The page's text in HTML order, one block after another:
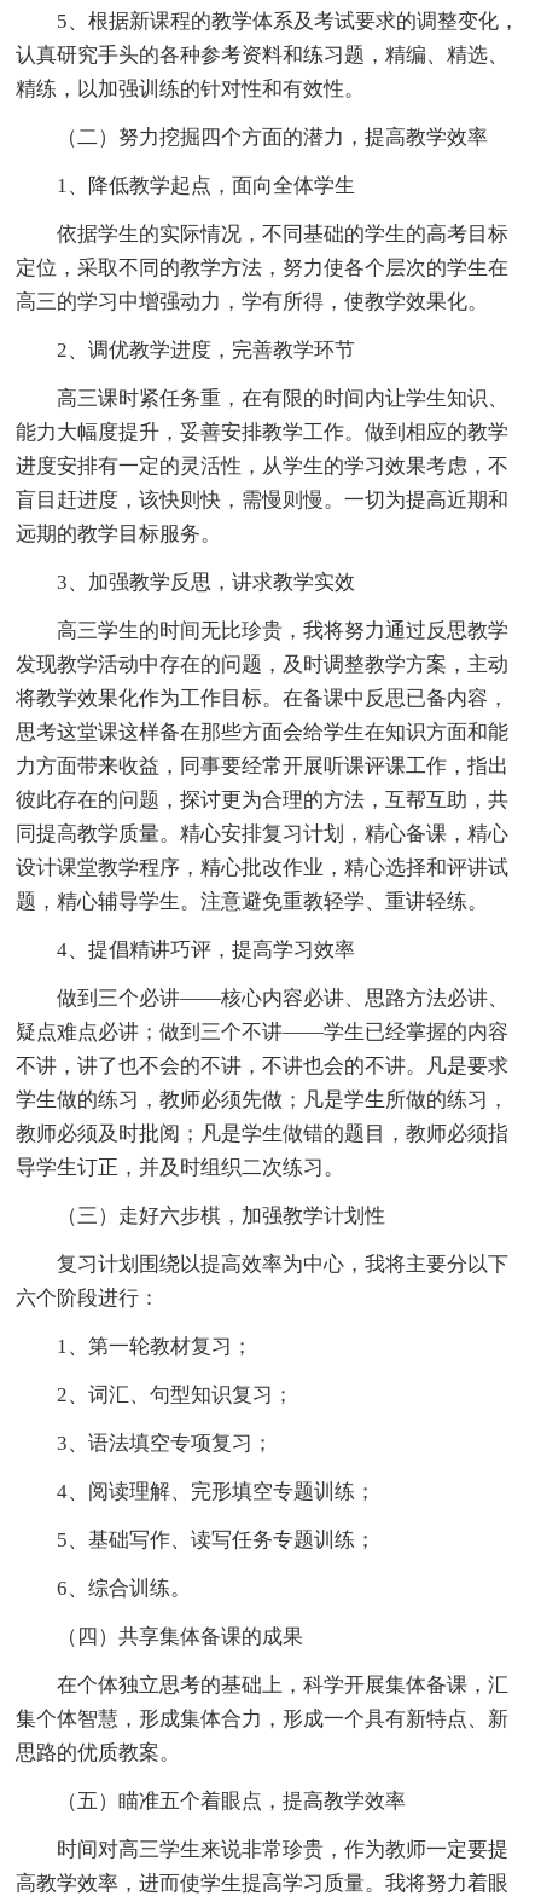
5、根据新课程的教学体系及考试要求的调整变化，
认真研究手头的各种参考资料和练习题，精编、精选、
精练，以加强训练的针对性和有效性。
（二）努力挖掘四个方面的潜力，提高教学效率
1、降低教学起点，面向全体学生
依据学生的实际情况，不同基础的学生的高考目标
定位，采取不同的教学方法，努力使各个层次的学生在
高三的学习中增强动力，学有所得，使教学效果化。
2、调优教学进度，完善教学环节
高三课时紧任务重，在有限的时间内让学生知识、
能力大幅度提升，妥善安排教学工作。做到相应的教学
进度安排有一定的灵活性，从学生的学习效果考虑，不
盲目赶进度，该快则快，需慢则慢。一切为提高近期和
远期的教学目标服务。
3、加强教学反思，讲求教学实效
高三学生的时间无比珍贵，我将努力通过反思教学
发现教学活动中存在的问题，及时调整教学方案，主动
将教学效果化作为工作目标。在备课中反思已备内容，
思考这堂课这样备在那些方面会给学生在知识方面和能
力方面带来收益，同事要经常开展听课评课工作，指出
彼此存在的问题，探讨更为合理的方法，互帮互助，共
同提高教学质量。精心安排复习计划，精心备课，精心
设计课堂教学程序，精心批改作业，精心选择和评讲试
题，精心辅导学生。注意避免重教轻学、重讲轻练。
4、提倡精讲巧评，提高学习效率
做到三个必讲――核心内容必讲、思路方法必讲、
疑点难点必讲；做到三个不讲――学生已经掌握的内容
不讲，讲了也不会的不讲，不讲也会的不讲。凡是要求
学生做的练习，教师必须先做；凡是学生所做的练习，
教师必须及时批阅；凡是学生做错的题目，教师必须指
导学生订正，并及时组织二次练习。
（三）走好六步棋，加强教学计划性
复习计划围绕以提高效率为中心，我将主要分以下
六个阶段进行：
1、第一轮教材复习；
2、词汇、句型知识复习；
3、语法填空专项复习；
4、阅读理解、完形填空专题训练；
5、基础写作、读写任务专题训练；
6、综合训练。
（四）共享集体备课的成果
在个体独立思考的基础上，科学开展集体备课，汇
集个体智慧，形成集体合力，形成一个具有新特点、新
思路的优质教案。
（五）瞄准五个着眼点，提高教学效率
时间对高三学生来说非常珍贵，作为教师一定要提
高教学效率，进而使学生提高学习质量。我将努力着眼